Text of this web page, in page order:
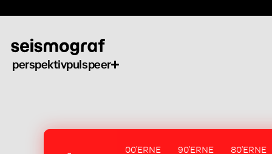
perspektivpulspeer
00'ERNE 90'ERNE 80'ERNE